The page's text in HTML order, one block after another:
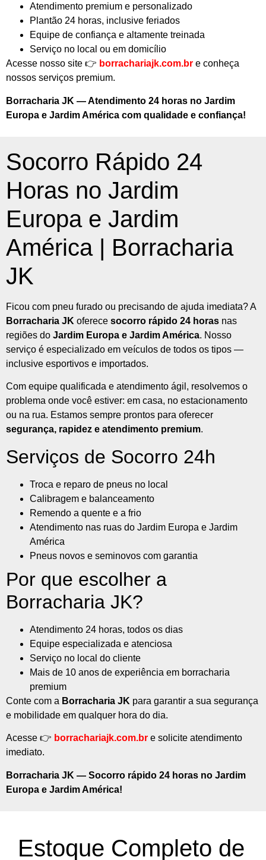
Atendimento premium e personalizado
Plantão 24 horas, inclusive feriados
Equipe de confiança e altamente treinada
Serviço no local ou em domicílio
Acesse nosso site 👉 borrachariajk.com.br e conheça
nossos serviços premium.
Borracharia JK — Atendimento 24 horas no Jardim
Europa e Jardim América com qualidade e confiança!
Socorro Rápido 24
Horas no Jardim
Europa e Jardim
América | Borracharia
JK
Ficou com pneu furado ou precisando de ajuda imediata? A
Borracharia JK oferece socorro rápido 24 horas nas
regiões do Jardim Europa e Jardim América. Nosso
serviço é especializado em veículos de todos os tipos —
inclusive esportivos e importados.
Com equipe qualificada e atendimento ágil, resolvemos o
problema onde você estiver: em casa, no estacionamento
ou na rua. Estamos sempre prontos para oferecer
segurança, rapidez e atendimento premium.
Serviços de Socorro 24h
Troca e reparo de pneus no local
Calibragem e balanceamento
Remendo a quente e a frio
Atendimento nas ruas do Jardim Europa e Jardim
América
Pneus novos e seminovos com garantia
Por que escolher a
Borracharia JK?
Atendimento 24 horas, todos os dias
Equipe especializada e atenciosa
Serviço no local do cliente
Mais de 10 anos de experiência em borracharia
premium
Conte com a Borracharia JK para garantir a sua segurança
e mobilidade em qualquer hora do dia.
Acesse 👉 borrachariajk.com.br e solicite atendimento
imediato.
Borracharia JK — Socorro rápido 24 horas no Jardim
Europa e Jardim América!
Estoque Completo de